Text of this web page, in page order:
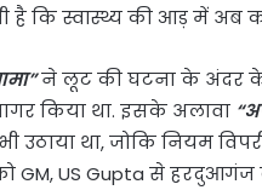
है कि स्वास्थ्य की आड़ में अब
ने लूट की घटना के अंदर के
किया था. इसके अलावा
भी उठाया था, जोकि नियम
को GM, US Gupta से